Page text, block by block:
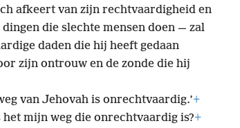
afkeert van zijn rechtvaardigheid en
die slechte mensen doen — zal
daden die hij heeft gedaan
zijn ontrouw en de zonde die hij
van Jehovah is onrechtvaardig.’+
mijn weg die onrechtvaardig is?+